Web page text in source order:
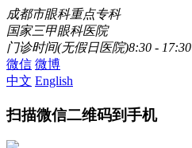
成都市眼科重点专科
国家三甲眼科医院
门诊时间(无假日医院)8:30 - 17:30
微信 微博
中文 English
扫描微信二维码到手机